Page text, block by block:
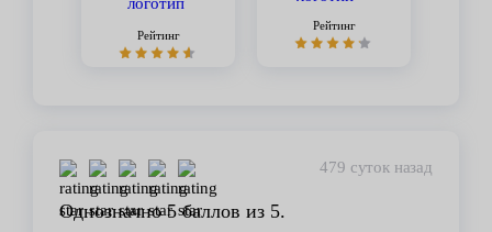
Рейтинг
Рейтинг
479 суток назад
Однозначно 5 баллов из 5.